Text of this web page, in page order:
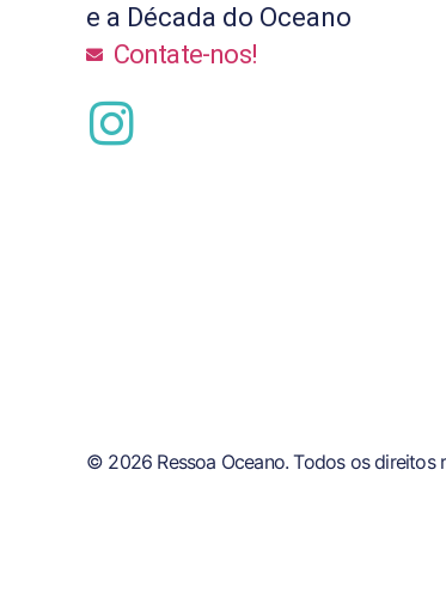
e a Década do Oceano
Contate-nos!
© 2026 Ressoa Oceano. Todos os direitos